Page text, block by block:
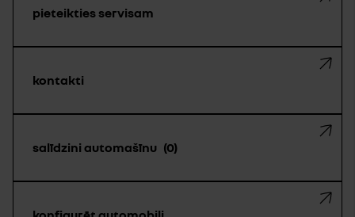
pieteikties servisam
kontakti
salīdzini automašīnu 0